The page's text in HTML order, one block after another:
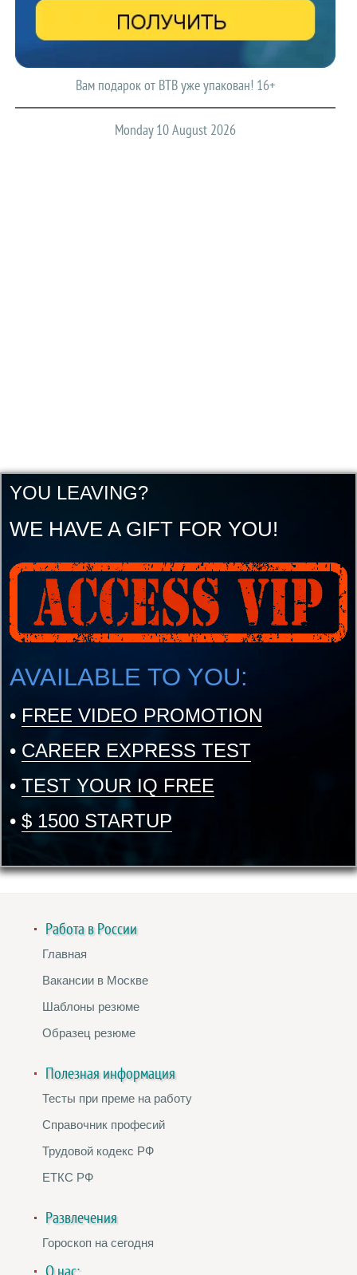
Вам подарок от ВТВ уже упакован! 16+
Monday 10 August 2026
YOU LEAVING?
WE HAVE A GIFT FOR YOU!
AVAILABLE TO YOU:
• FREE VIDEO PROMOTION
• CAREER EXPRESS TEST
• TEST YOUR IQ FREE
• $ 1500 STARTUP
Работа в России
Главная
Вакансии в Москве
Шаблоны резюме
Образец резюме
Полезная информация
Тесты при преме на работу
Справочник професий
Трудовой кодекс РФ
ЕТКС РФ
Развлечения
Гороскоп на сегодня